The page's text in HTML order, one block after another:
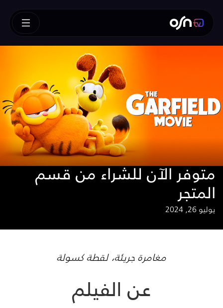
متوفر الآن للشراء من قسم
المتجر
يوليو 26, 2024
مغامرة جريئة، لقطة كسولة
عن الفيلم